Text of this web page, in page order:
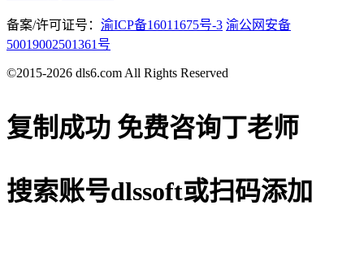
备案/许可证号： 渝ICP备16011675号-3 渝公网安备
50019002501361号
©2015-2026 dls6.com All Rights Reserved
复制成功 免费咨询丁老师
搜索账号dlssoft或扫码添加